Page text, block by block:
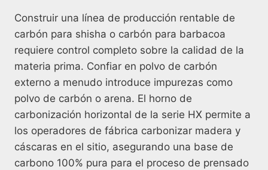
Construir una línea de producción rentable de
carbón para shisha o carbón para barbacoa
requiere control completo sobre la calidad de la
materia prima. Confiar en polvo de carbón
externo a menudo introduce impurezas como
polvo de carbón o arena. El horno de
carbonización horizontal de la serie HX permite a
los operadores de fábrica carbonizar madera y
cáscaras en el sitio, asegurando una base de
carbono 100% pura para el proceso de prensado